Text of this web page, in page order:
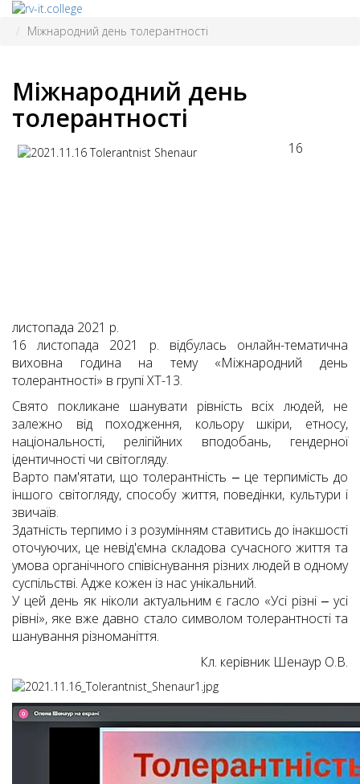
Міжнародний день толерантності
Міжнародний день
толерантності
16
листопада 2021 р.
16 листопада 2021 р. відбулась онлайн-тематична
виховна година на тему «Міжнародний день
толерантності» в групі ХТ-13.
Свято покликане шанувати рівність всіх людей, не
залежно від походження, кольору шкіри, етносу,
національності, релігійних вподобань, гендерної
ідентичності чи світогляду.
Варто пам'ятати, що толерантність ‒ це терпимість до
іншого світогляду, способу життя, поведінки, культури і
звичаїв.
Здатність терпимо і з розумінням ставитись до інакшості
оточуючих, це невід'ємна складова сучасного життя та
умова органічного співіснування різних людей в одному
суспільстві. Адже кожен із нас унікальний.
У цей день як ніколи актуальним є гасло «Усі різні ‒ усі
рівні», яке вже давно стало символом толерантності та
шанування різноманіття.
Кл. керівник Шенаур О.В.